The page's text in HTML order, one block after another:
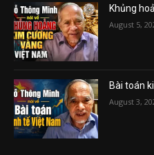
Khủng
August 5,
Bài toán
August 3,